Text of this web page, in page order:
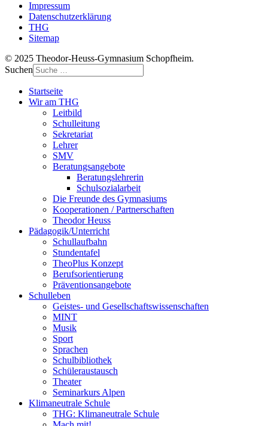
Impressum
Datenschutzerklärung
THG
Sitemap
© 2025 Theodor-Heuss-Gymnasium Schopfheim.
Suchen
Startseite
Wir am THG
Leitbild
Schulleitung
Sekretariat
Lehrer
SMV
Beratungsangebote
Beratungslehrerin
Schulsozialarbeit
Die Freunde des Gymnasiums
Kooperationen / Partnerschaften
Theodor Heuss
Pädagogik/Unterricht
Schullaufbahn
Stundentafel
TheoPlus Konzept
Berufsorientierung
Präventionsangebote
Schulleben
Geistes- und Gesellschaftswissenschaften
MINT
Musik
Sport
Sprachen
Schulbibliothek
Schüleraustausch
Theater
Seminarkurs Alpen
Klimaneutrale Schule
THG: Klimaneutrale Schule